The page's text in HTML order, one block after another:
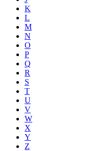
K
L
M
N
O
P
Q
R
S
T
U
V
W
X
Y
Z